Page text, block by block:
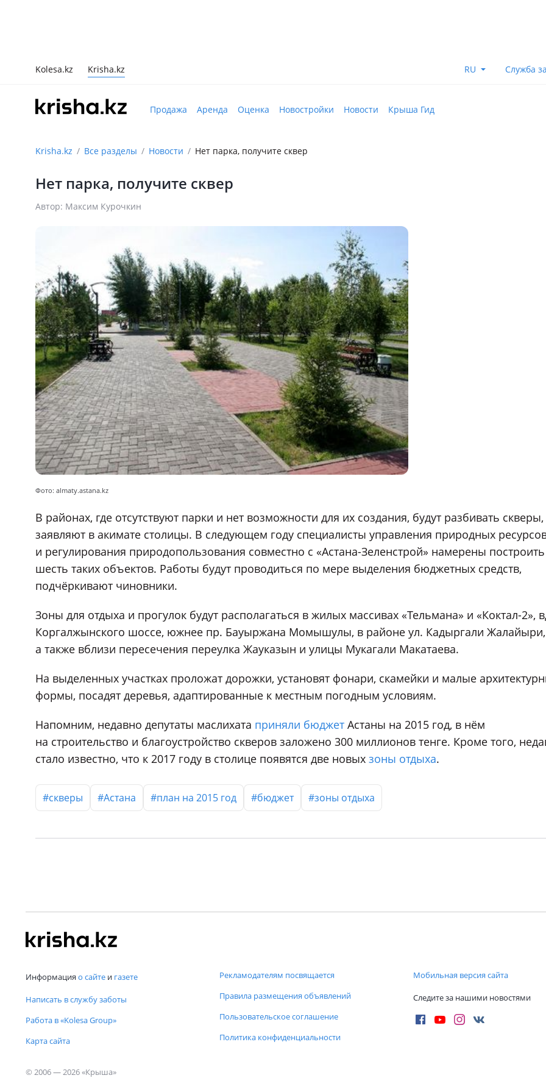
Kolesa.kz Krisha.kz RU Служба
Продажа Аренда Оценка Новостройки Новости Крыша Гид
Krisha.kz Все разделы Новости Нет парка, получите сквер
Нет парка, получите сквер
Автор: Максим Курочкин
Фото: almaty.astana.kz
В районах, где отсутствуют парки и нет возможности для их создания, будут разбивать скверы,
заявляют в акимате столицы. В следующем году специалисты управления природных
и регулирования природопользования совместно с «Астана-Зеленстрой» намерены построить
шесть таких объектов. Работы будут проводиться по мере выделения бюджетных средств,
подчёркивают чиновники.
Зоны для отдыха и прогулок будут располагаться в жилых массивах «Тельмана» и «Коктал-2»,
Коргалжынского шоссе, южнее пр. Бауыржана Момышулы, в районе ул. Кадыргали Жалайыри,
а также вблизи пересечения переулка Жауказын и улицы Мукагали Макатаева.
На выделенных участках проложат дорожки, установят фонари, скамейки и малые
формы, посадят деревья, адаптированные к местным погодным условиям.
Напомним, недавно депутаты маслихата приняли бюджет Астаны на 2015 год, в нём
на строительство и благоустройство скверов заложено 300 миллионов тенге. Кроме того,
стало известно, что к 2017 году в столице появятся две новых зоны отдыха.
#скверы #Астана #план на 2015 год #бюджет #зоны отдыха
Информация о сайте и газете
Написать в службу заботы
Работа в «Kolesa Group»
Карта сайта
Рекламодателям посвящается
Правила размещения объявлений
Пользовательское соглашение
Политика конфиденциальности
Мобильная версия сайта
Следите за нашими новостями
© 2006 — 2026 «Крыша»